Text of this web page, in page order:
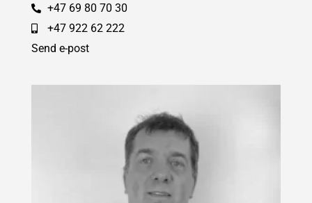
+47 69 80 70 30
+47 922 62 222
Send e-post